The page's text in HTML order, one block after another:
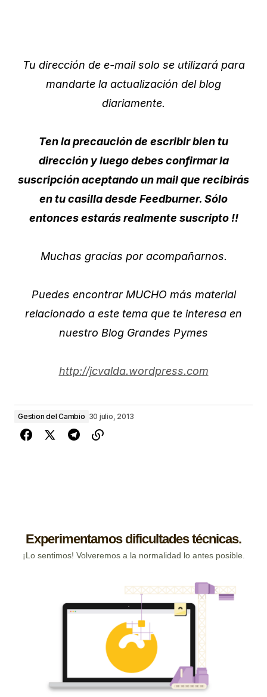
Tu dirección de e-mail solo se utilizará para
mandarte la actualización del blog
diariamente.
Ten la precaución de escribir bien tu
dirección y luego debes confirmar la
suscripción aceptando un mail que recibirás
en tu casilla desde Feedburner. Sólo
entonces estarás realmente suscripto !!
Muchas gracias por acompañarnos.
Puedes encontrar MUCHO más material
relacionado a este tema que te interesa en
nuestro Blog Grandes Pymes
http://jcvalda.wordpress.com
Gestion del Cambio 30 julio, 2013